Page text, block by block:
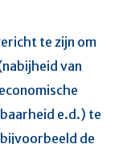
te zijn om
van
e.d.) te
de